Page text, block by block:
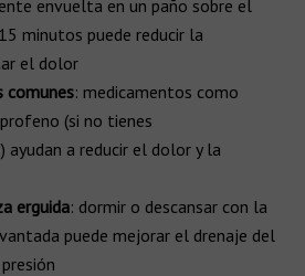
envuelta en un paño sobre el
minutos puede reducir la
el dolor
comunes: medicamentos como
(si no tienes
ayudan a reducir el dolor y la
erguida: dormir o descansar con la
puede mejorar el drenaje del